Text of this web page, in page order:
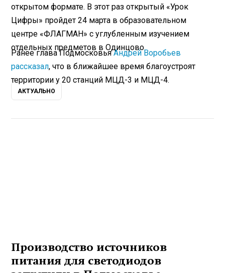
открытом формате. В этот раз открытый «Урок
Цифры» пройдет 24 марта в образовательном
центре «ФЛАГМАН» с углубленным изучением
отдельных предметов в Одинцово.
Ранее глава ПодмосковьяАндрей Воробьев
рассказал, что в ближайшее время благоустроят
территории у 20 станций МЦД-3 и МЦД-4.
АКТУАЛЬНО
Производство источников
питания для светодиодов